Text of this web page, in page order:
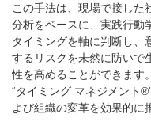
この手法は、現場で接した
分析をベースに、実践行動
タイミングを軸に判断し、
するリスクを未然に防いで
性を高めることができます。
“タイミング マネジメント
よび組織の変革を効果的に